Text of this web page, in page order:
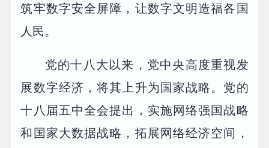
筑牢数字安全屏障，让数字文明造福各国
人民。
党的十八大以来，党中央高度重视发
展数字经济，将其上升为国家战略。党的
十八届五中全会提出，实施网络强国战略
和国家大数据战略，拓展网络经济空间，